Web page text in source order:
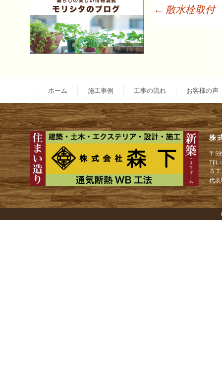
ナ
ビ
ゲ
ー
シ
← 散水栓取付
ホーム 施工事例 工事の流れ お客様の声
株
〒
TEL
６
代